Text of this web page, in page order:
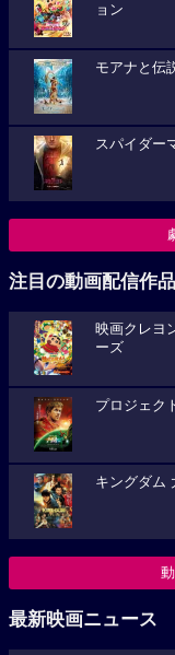
ョン
モアナと伝
スパイダー
注目の動画配信作品
映画クレヨ
ーズ
プロジェク
キングダム
最新映画ニュース